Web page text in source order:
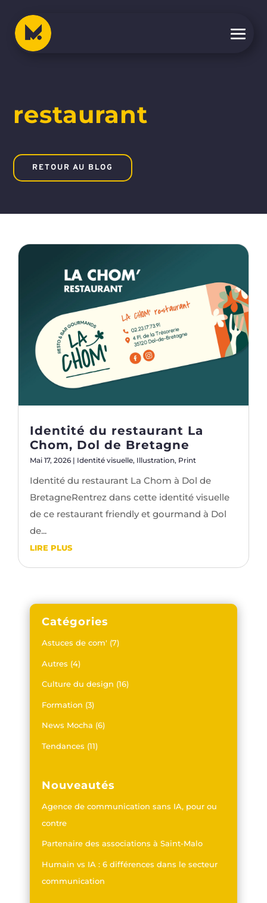
restaurant
RETOUR AU BLOG
Identité du restaurant La
Chom, Dol de Bretagne
Mai 17, 2026 | Identité visuelle, Illustration, Print
Identité du restaurant La Chom à Dol de
BretagneRentrez dans cette identité visuelle
de ce restaurant friendly et gourmand à Dol
de...
LIRE PLUS
Catégories
Astuces de com' (7)
Autres (4)
Culture du design (16)
Formation (3)
News Mocha (6)
Tendances (11)
Nouveautés
Agence de communication sans IA, pour ou
contre
Partenaire des associations à Saint-Malo
Humain vs IA : 6 différences dans le secteur
communication